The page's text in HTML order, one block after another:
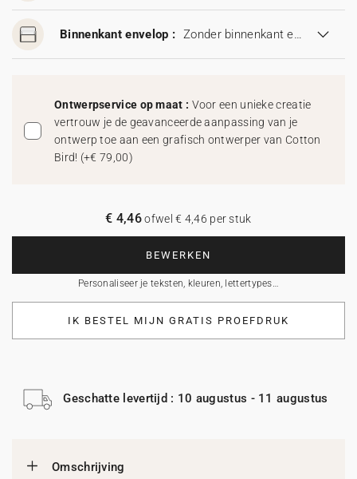
Binnenkant envelop : Zonder binnenkant envelop
Ontwerpservice op maat : Voor een unieke creatie
vertrouw je de geavanceerde aanpassing van je
ontwerp toe aan een grafisch ontwerper van Cotton
Bird! (+€ 79,00)
BEWERKEN
Personaliseer je teksten, kleuren, lettertypes…
€ 4,46ofwel € 4,46 per stuk
IK BESTEL MIJN GRATIS PROEFDRUK
Geschatte levertijd : 10 augustus - 11 augustus
Omschrijving